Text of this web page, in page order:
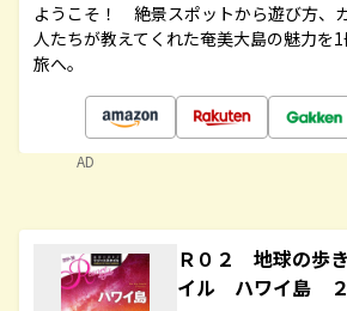
ようこそ！ 絶景スポットから遊び方、
人たちが教えてくれた奄美大島の魅力を
旅へ。
AD
Ｒ０２ 地球の歩
イル ハワイ島 ２